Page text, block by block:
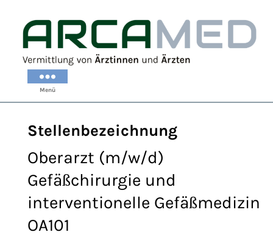
Menü
Stellenbezeichnung
Oberarzt (m/w/d)
Gefäßchirurgie und
interventionelle Gefäßmedizin
OA101